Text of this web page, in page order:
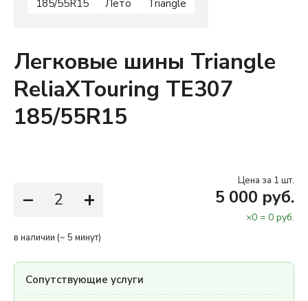
185/55R15 Лето Triangle
Легковые шины Triangle
ReliaXTouring TE307
185/55R15
− +
Цена за 1 шт.
5 000 руб.
×0 = 0 руб.
в наличии (~ 5 минут)
Сопутствующие услуги